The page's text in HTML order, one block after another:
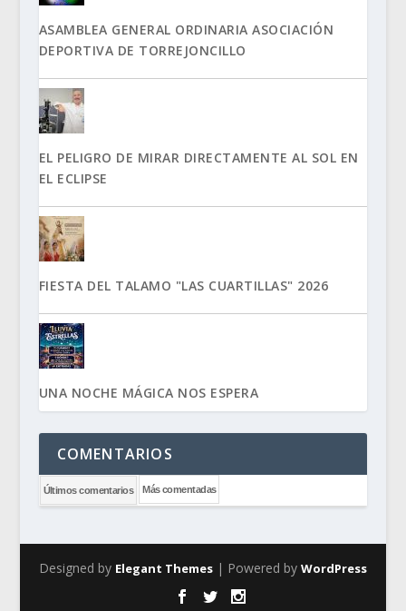
ASAMBLEA GENERAL ORDINARIA ASOCIACIÓN
DEPORTIVA DE TORREJONCILLO
EL PELIGRO DE MIRAR DIRECTAMENTE AL SOL EN
EL ECLIPSE
FIESTA DEL TALAMO "LAS CUARTILLAS" 2026
UNA NOCHE MÁGICA NOS ESPERA
COMENTARIOS
Últimos comentarios Más comentadas
Designed by Elegant Themes| Powered by WordPress